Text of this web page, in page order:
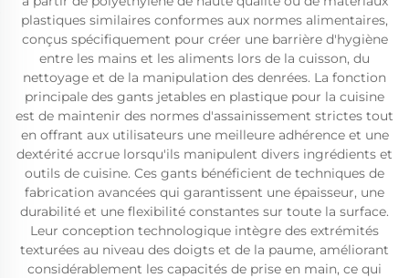
plastiques similaires conformes aux normes alimentaires,
conçus spécifiquement pour créer une barrière d'hygiène
entre les mains et les aliments lors de la cuisson, du
nettoyage et de la manipulation des denrées. La fonction
principale des gants jetables en plastique pour la cuisine
est de maintenir des normes d'assainissement strictes tout
en offrant aux utilisateurs une meilleure adhérence et une
dextérité accrue lorsqu'ils manipulent divers ingrédients et
outils de cuisine. Ces gants bénéficient de techniques de
fabrication avancées qui garantissent une épaisseur, une
durabilité et une flexibilité constantes sur toute la surface.
Leur conception technologique intègre des extrémités
texturées au niveau des doigts et de la paume, améliorant
considérablement les capacités de prise en main, ce qui